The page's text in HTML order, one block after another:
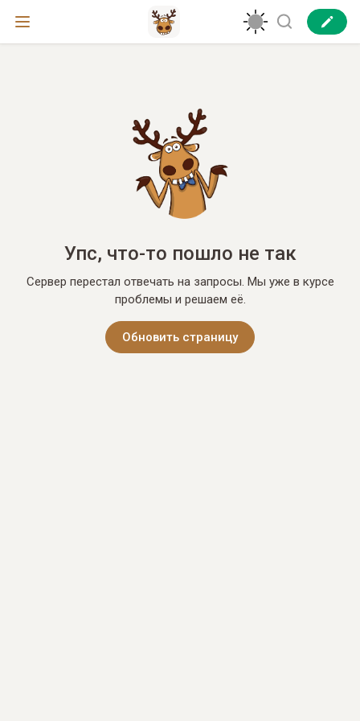
Упс, что-то пошло не так
Сервер перестал отвечать на запросы. Мы уже в курсе
проблемы и решаем её.
Обновить страницу